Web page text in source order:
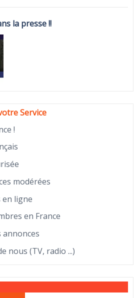
la presse !!
Service
!
modérées
en ligne
en France
annonces
nous (TV, radio ...)